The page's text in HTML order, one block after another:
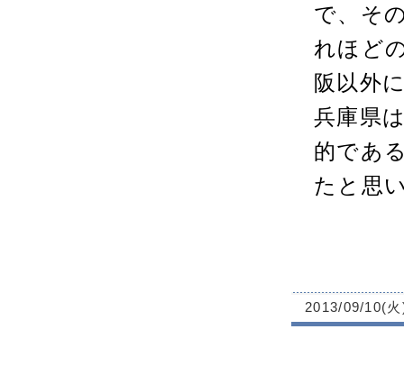
で、そ
れほど
阪以外
兵庫県
的であ
たと思
2013/09/10(